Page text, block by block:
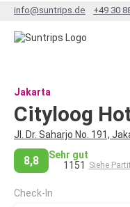
info@suntrips.de +49 30
Jakarta
Cityloog
Jl. Dr. Saharjo No. 191,
8,8
Sehr gut
1151
Siehe
Check-In